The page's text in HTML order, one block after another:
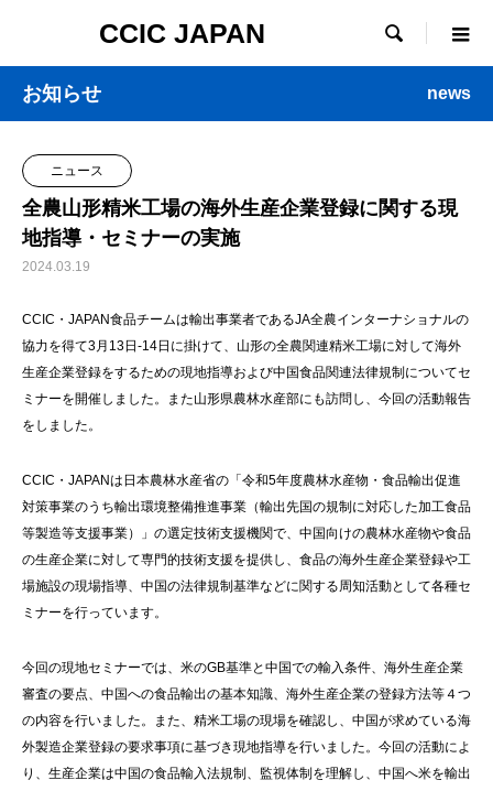
CCIC JAPAN 
お知らせ news
ニュース
全農山形精米工場の海外生産企業登録に関する現
地指導・セミナーの実施
2024.03.19
CCIC・JAPAN食品チームは輸出事業者であるJA全農インターナショナルの
協力を得て3月13日-14日に掛けて、山形の全農関連精米工場に対して海外
生産企業登録をするための現地指導および中国食品関連法律規制についてセ
ミナーを開催しました。また山形県農林水産部にも訪問し、今回の活動報告
をしました。
CCIC・JAPANは日本農林水産省の「令和5年度農林水産物・食品輸出促進
対策事業のうち輸出環境整備推進事業（輸出先国の規制に対応した加工食品
等製造等支援事業）」の選定技術支援機関で、中国向けの農林水産物や食品
の生産企業に対して専門的技術支援を提供し、食品の海外生産企業登録や工
場施設の現場指導、中国の法律規制基準などに関する周知活動として各種セ
ミナーを行っています。
今回の現地セミナーでは、米のGB基準と中国での輸入条件、海外生産企業
審査の要点、中国への食品輸出の基本知識、海外生産企業の登録方法等４つ
の内容を行いました。また、精米工場の現場を確認し、中国が求めている海
外製造企業登録の要求事項に基づき現地指導を行いました。今回の活動によ
り、生産企業は中国の食品輸入法規制、監視体制を理解し、中国へ米を輸出